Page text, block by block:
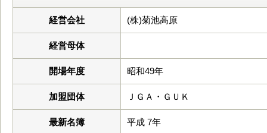
経営会社 (株)菊池高原
経営母体
開場年度 昭和49年
加盟団体 ＪＧＡ・ＧＵＫ
最新名簿 平成 7年